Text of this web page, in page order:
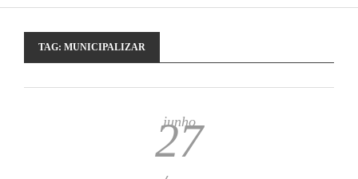
TAG: MUNICIPALIZAR
junho
27